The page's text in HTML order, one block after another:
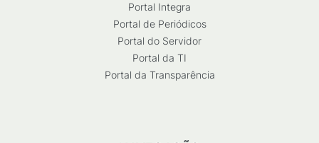
Portal Integra
Portal de Periódicos
Portal do Servidor
Portal da TI
Portal da Transparência